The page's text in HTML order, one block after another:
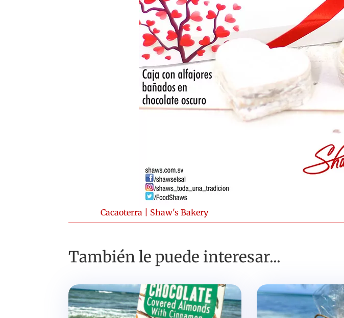
Cacaoterra Shaw's Bakery
También le puede interesar...